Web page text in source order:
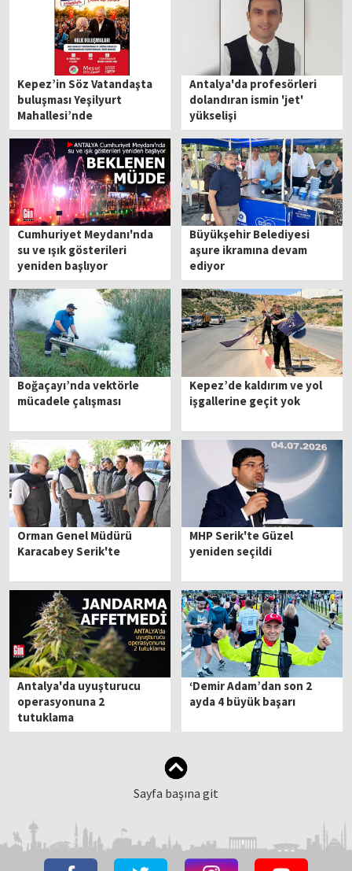
Kepez’in Söz Vatandaşta
buluşması Yeşilyurt
Mahallesi’nde
Antalya'da profesörleri
dolandıran ismin 'jet'
yükselişi
Cumhuriyet Meydanı'nda
su ve ışık gösterileri
yeniden başlıyor
Büyükşehir Belediyesi
aşure ikramına devam
ediyor
Boğaçayı’nda vektörle
mücadele çalışması
Kepez’de kaldırım ve yol
işgallerine geçit yok
Orman Genel Müdürü
Karacabey Serik'te
MHP Serik'te Güzel
yeniden seçildi
Antalya'da uyuşturucu
operasyonuna 2
tutuklama
‘Demir Adam’dan son 2
ayda 4 büyük başarı
Sayfa başına git